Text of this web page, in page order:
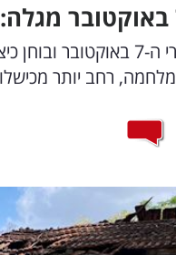
צה"ל התיר לפרסום את
רחב יותר מכישלון